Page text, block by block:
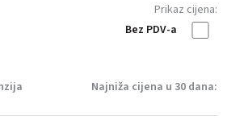
Prikaz cijena:
Bez PDV-a
Najniža cijena u 30 dana: